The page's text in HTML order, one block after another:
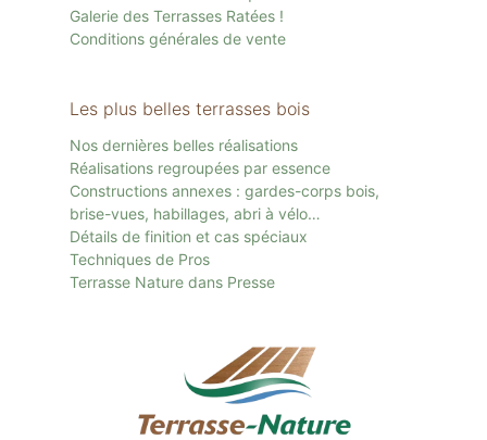
Galerie des Terrasses Ratées !
Conditions générales de vente
Les plus belles terrasses bois
Nos dernières belles réalisations
Réalisations regroupées par essence
Constructions annexes : gardes-corps bois,
brise-vues, habillages, abri à vélo…
Détails de finition et cas spéciaux
Techniques de Pros
Terrasse Nature dans Presse